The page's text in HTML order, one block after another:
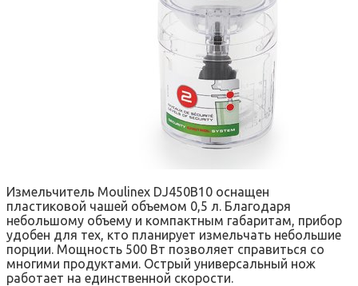
Измельчитель Moulinex DJ450B10 оснащен
пластиковой чашей объемом 0,5 л. Благодаря
небольшому объему и компактным габаритам, прибор
удобен для тех, кто планирует измельчать небольшие
порции. Мощность 500 Вт позволяет справиться со
многими продуктами. Острый универсальный нож
работает на единственной скорости.